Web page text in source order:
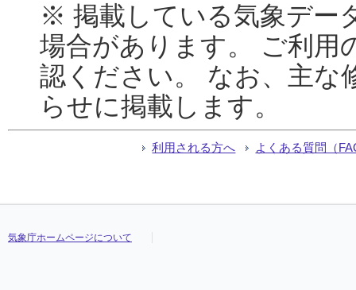
※ 掲載している気象デー
場合があります。 ご利用
認ください。 なお、主な
らせに掲載します。
利用される方へ よくある質問（
気象庁ホームページについて